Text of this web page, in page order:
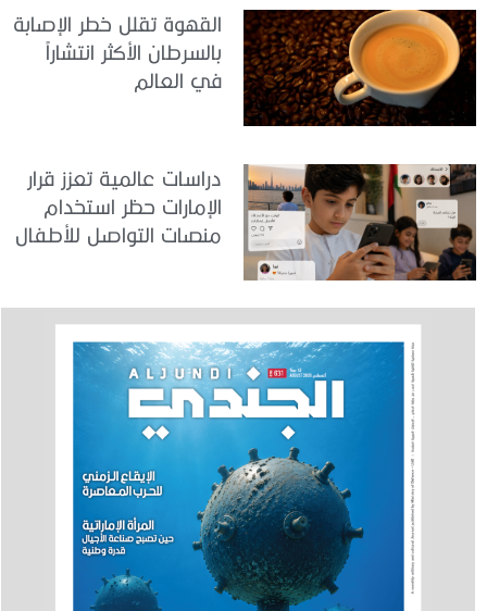
القهوة تقلل خطر الإصابة
بالسرطان الأكثر انتشاراً
في العالم
دراسات عالمية تعزز قرار
الإمارات حظر استخدام
منصات التواصل للأطفال